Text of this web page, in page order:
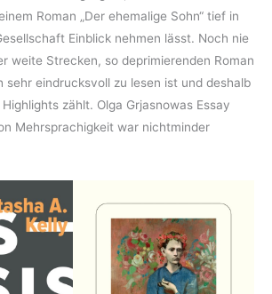
Roman „Der ehemalige Sohn“ tief in
Einblick nehmen lässt. Noch nie
weite Strecken, so deprimierenden Roman
sehr eindrucksvoll zu lesen ist und deshalb
zählt. Olga Grjasnowas Essay
Mehrsprachigkeit war nichtminder